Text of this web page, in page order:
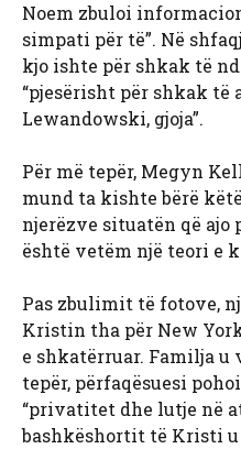
Noem zbuloi
simpati për të”. Në
kjo ishte për shkak të
“pjesërisht për shkak të
Lewandowski, gjoja”.
Për më tepër, Megyn
mund ta kishte bërë
njerëzve situatën që ajo
është vetëm një teori e
Pas zbulimit të fotove,
Kristin tha për New
e shkatërruar. Familja u
tepër, përfaqësuesi
“privatitet dhe lutje në
bashkëshortit të Kristi